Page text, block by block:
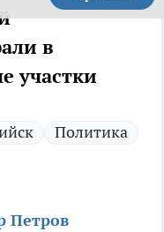
в
участки
Политика
Петров